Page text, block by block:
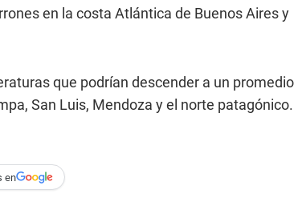
en la costa Atlántica de Buenos Aires y
que podrían descender a un promedio
San Luis, Mendoza y el norte patagónico.
en